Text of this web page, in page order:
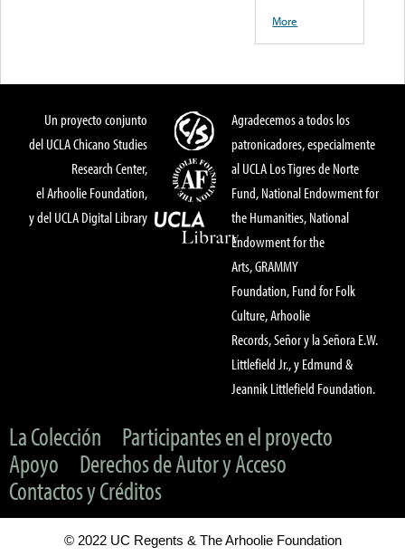
More
Un proyecto conjunto
del UCLA Chicano Studies
Research Center,
el Arhoolie Foundation,
y del UCLA Digital Library
Agradecemos a todos los
patronicadores, especialmente
al UCLA Los Tigres de Norte
Fund, National Endowment for
the Humanities, National
Endowment for the
Arts, GRAMMY
Foundation, Fund for Folk
Culture, Arhoolie
Records, Señor y la Señora E.W.
Littlefield Jr., y Edmund &
Jeannik Littlefield Foundation.
La Colección
Participantes en el proyecto
Apoyo
Derechos de Autor y Acceso
Contactos y Créditos
© 2022 UC Regents & The Arhoolie Foundation